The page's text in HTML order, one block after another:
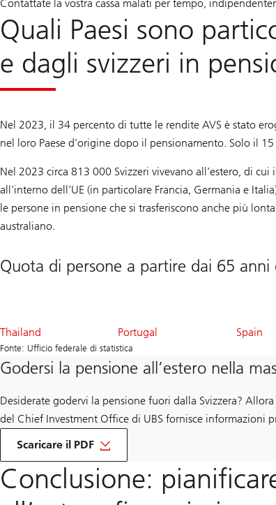
Contattate la vostra cassa malati per tempo,
Quali Paesi sono
e dagli svizzeri in
Nel 2023, il 34 percento di tutte le rendite AVS è stato
nel loro Paese d’origine dopo il pensionamento. Solo il
Nel 2023 circa 813 000 Svizzeri vivevano all’estero, di
all’interno dell’UE (in particolare Francia, Germania e
le persone in pensione che si trasferiscono anche più
australiano.
Quota di persone a partire dai 65 anni
41
%
Thailand
%
Portugal
%
Spain
Fonte: Ufficio federale di statistica
Godersi la pensione all’estero nella
Desiderate godervi la pensione fuori dalla Svizzera?
del Chief Investment Office di UBS fornisce informazioni
Scaricare il PDF
Conclusione: